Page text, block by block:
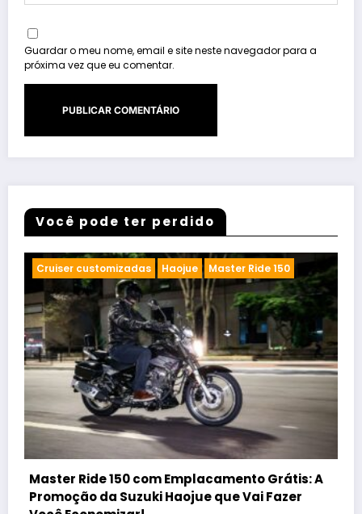
Guardar o meu nome, email e site neste navegador para a
próxima vez que eu comentar.
Você pode ter perdido
Ducati Lançamentos Scrambler Scrambler Icon
Nova Ducati Scrambler Icon: Geração
Vibrante Chega ao Brasil com Preço Especial